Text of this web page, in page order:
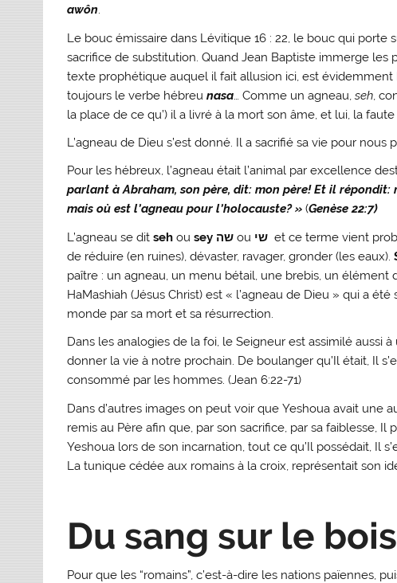
awôn.
Le bouc émissaire dans Lévitique 16 : 22, le bouc qui
sacrifice de substitution. Quand Jean Baptiste immerge
texte prophétique auquel il fait allusion ici, est évidemment
toujours le verbe hébreunasa … Comme un agneau,seh ,
la place de ce qu’) il a livré à la mort son âme, et lui, la
L’agneau de Dieu s’est donné. Il a sacrifié sa vie pour nous
Pour les hébreux, l’agneau était l’animal par excellence
parlant à Abraham, son père, dit: mon père! Et il
mais où est l’agneau pour l’holocauste? »(Genèse 22:7)
L’agneau se ditseh ousey שה ou שי et ce terme vient
de réduire (en ruines), dévaster, ravager, gronder (les eaux).
paître : un agneau, un menu bétail, une brebis, un élément
HaMashiah (Jésus Christ) est « l’agneau de Dieu » qui a
monde par sa mort et sa résurrection.
Dans les analogies de la foi, le Seigneur est assimilé aussi
donner la vie à notre prochain. De boulanger qu’Il était, Il
consommé par les hommes. (Jean 6:22-71)
Dans d’autres images on peut voir que Yeshoua avait une
remis au Père afin que, par son sacrifice, par sa faiblesse,
Yeshoua lors de son incarnation, tout ce qu’Il possédait, Il
La tunique cédée aux romains à la croix, représentait son
Du sang sur le bois
Pour que les “romains”, c’est-à-dire les nations païennes,